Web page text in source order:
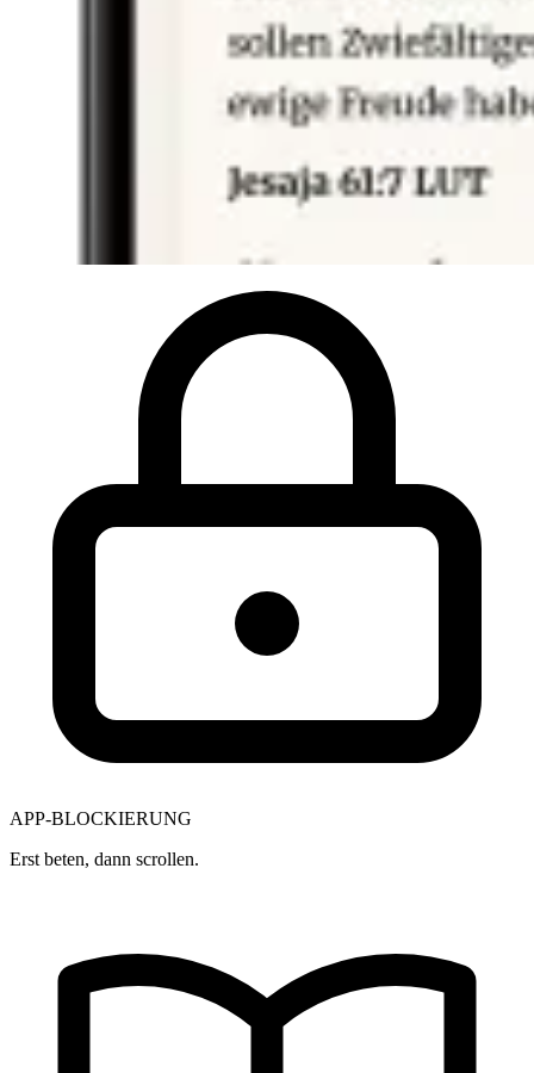
APP-BLOCKIERUNG
Erst beten, dann scrollen.